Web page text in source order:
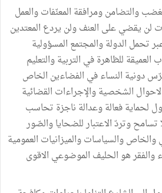
والتضامن ومرافقة المعنّفات والعمل
لن يقضي على العنف ولن يردع المعتدين
تحمل الدولة والمجتمع المسؤولية
العميقة للظاهرة في التربية والتعليم
دونية النساء في الفضاءين الخاص
الشخصية والإجراءات القضائية
لحماية فعالة وعدالة ناجزة تحاسب
تسامح وتردّ الاعتبار للضحايا والصّور
والخاص والسياسات والميزانيات العمومية
والفقر هو الحليف الموضوعي الاقوى